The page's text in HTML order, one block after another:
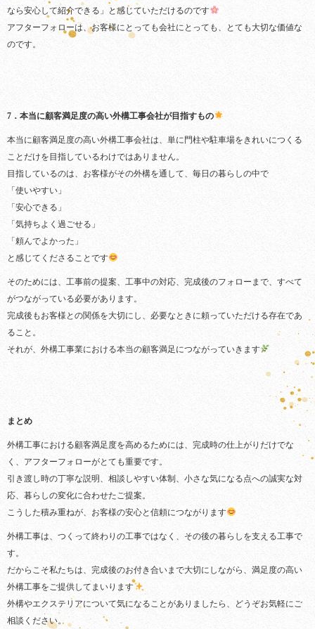
なら安心して紹介できる」と感じていただけるのです
アフターフォローは、お客様にとっても会社にとっても、とても大切な価値な
のです。
7．本当に顧客満足度の高い外構工事会社が目指すもの
本当に顧客満足度の高い外構工事会社は、単に門柱や駐車場をきれいにつくる
ことだけを目指しているわけではありません。
目指しているのは、お客様がその外構を通して、毎日の暮らしの中で
「使いやすい」
「安心できる」
「気持ちよく過ごせる」
「頼んでよかった」
と感じてくださることです
そのためには、工事前の提案、工事中の対応、完成後のフォローまで、すべて
がつながっている必要があります。
完成後もお客様との関係を大切にし、必要なときに頼っていただける存在であ
ること。
それが、外構工事業における本当の顧客満足につながっていきます
まとめ
外構工事における顧客満足度を高めるためには、完成時の仕上がりだけでな
く、アフターフォローがとても重要です。
引き渡し時の丁寧な説明、相談しやすい体制、小さな気になる点への誠実な対
応、暮らしの変化に合わせたご提案。
こうした積み重ねが、お客様の安心と信頼につながります
外構工事は、つくって終わりの工事ではなく、その後の暮らしを支える工事で
す。
だからこそ私たちは、完成後のお付き合いまで大切にしながら、満足度の高い
外構工事をご提供してまいります
外構やエクステリアについて気になることがありましたら、どうぞお気軽にご
相談ください。